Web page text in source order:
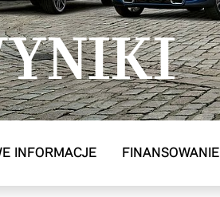
INFORMACJE FINANSOWANIE